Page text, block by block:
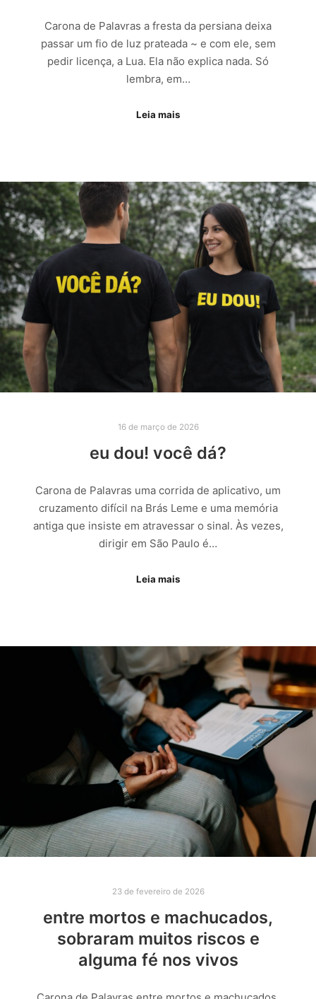
Carona de Palavras a fresta da persiana deixa
passar um fio de luz prateada ~ e com ele, sem
pedir licença, a Lua. Ela não explica nada. Só
lembra, em…
Leia mais
16 de março de 2026
eu dou! você dá?
Carona de Palavras uma corrida de aplicativo, um
cruzamento difícil na Brás Leme e uma memória
antiga que insiste em atravessar o sinal. Às vezes,
dirigir em São Paulo é…
Leia mais
23 de fevereiro de 2026
entre mortos e machucados,
sobraram muitos riscos e
alguma fé nos vivos